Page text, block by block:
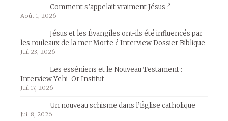
Comment s’appelait vraiment Jésus ?
Août 1, 2026
Jésus et les Évangiles ont-ils été influencés par
les rouleaux de la mer Morte ? Interview Dossier Biblique
Juil 23, 2026
Les esséniens et le Nouveau Testament :
Interview Yehi-Or Institut
Juil 17, 2026
Un nouveau schisme dans l’Église catholique
Juil 8, 2026